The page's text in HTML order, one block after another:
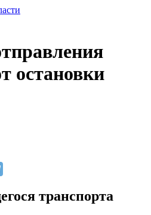
остановки
транспорта